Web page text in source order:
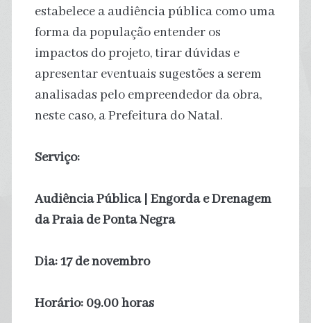
estabelece a audiência pública como uma
forma da população entender os
impactos do projeto, tirar dúvidas e
apresentar eventuais sugestões a serem
analisadas pelo empreendedor da obra,
neste caso, a Prefeitura do Natal.
Serviço:
Audiência Pública | Engorda e Drenagem
da Praia de Ponta Negra
Dia: 17 de novembro
Horário: 09.00 horas